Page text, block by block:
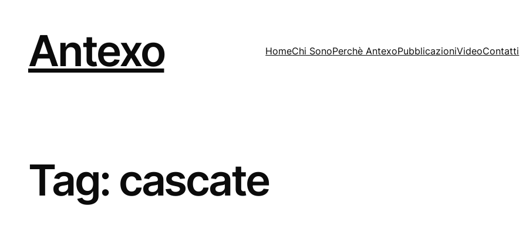
Antexo HomeChi SonoPerchè AntexoPubblicazioniVideoContatti
Tag: cascate